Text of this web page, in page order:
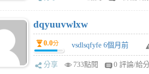
dqyuuvwlxw
0.0分 vsdlsqfyfe 6個月前
分享 733點閱 0 評論/給